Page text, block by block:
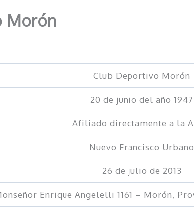
Morón
Club Deportivo Morón
20 de junio del año 1947
Afiliado directamente a la
Nuevo Francisco Urbano
26 de julio de 2013
Enrique Angelelli 1161 – Morón,